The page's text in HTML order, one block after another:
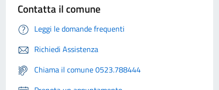
Contatta il comune
Leggi le domande frequenti
Richiedi Assistenza
Chiama il comune 0523.788444